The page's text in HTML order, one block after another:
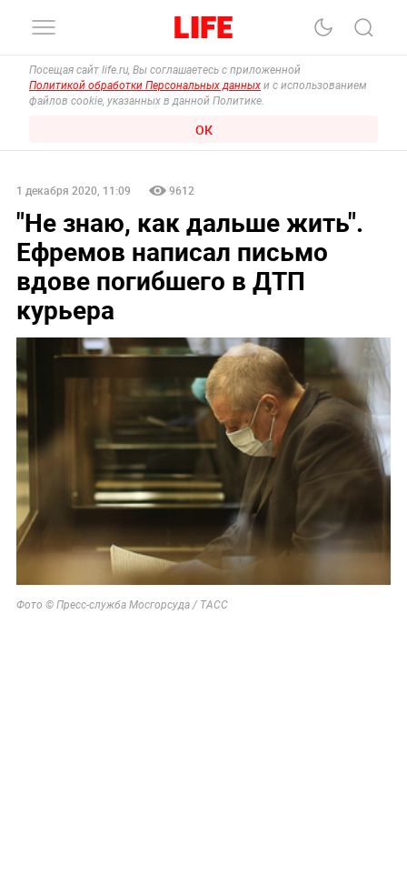
Посещая сайт life.ru, Вы соглашаетесь с приложенной
Политикой обработки Персональных данных и с использованием
файлов cookie, указанных в данной Политике.
ОК
1 декабря 2020, 11:09 9612
"Не знаю, как дальше жить".
Ефремов написал письмо
вдове погибшего в ДТП
курьера
Фото © Пресс-служба Мосгорсуда / ТАСС